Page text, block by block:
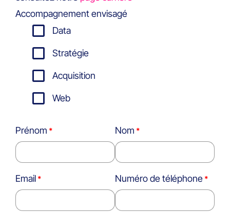
Accompagnement envisagé
Data
Stratégie
Acquisition
Web
Prénom Nom
Email Numéro de téléphone